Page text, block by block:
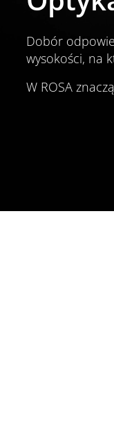
Dobór
wysokości, na
W ROSA